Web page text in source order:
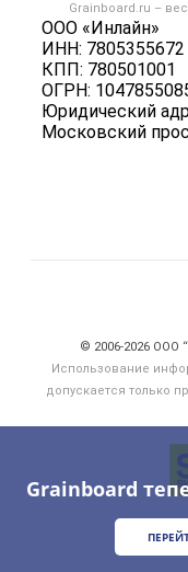
Grainboard
Grainboard.ru –
ООО «Инлайн»
ИНН: 7805355672
КПП: 780501001
ОГРН:
Юридический
Московский
Политика
© 2006‑2026
Использование
допускается только